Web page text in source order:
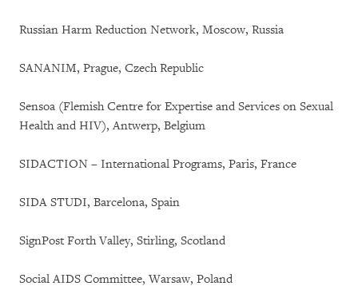
Russian Harm Reduction Network, Moscow, Russia
SANANIM, Prague, Czech Republic
Sensoa (Flemish Centre for Expertise and Services on Sexual
Health and HIV), Antwerp, Belgium
SIDACTION – International Programs, Paris, France
SIDA STUDI, Barcelona, Spain
SignPost Forth Valley, Stirling, Scotland
Social AIDS Committee, Warsaw, Poland